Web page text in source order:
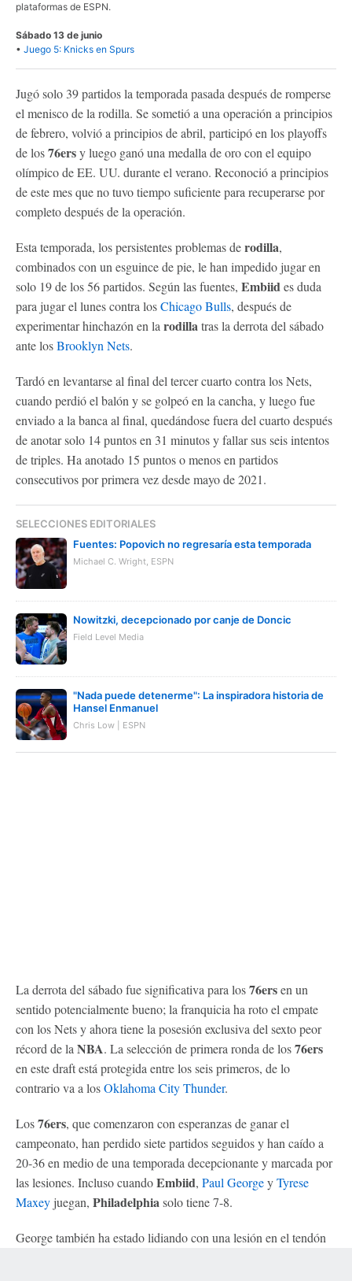
plataformas de ESPN.
Sábado 13 de junio
• Juego 5: Knicks en Spurs
Jugó solo 39 partidos la temporada pasada después de romperse
el menisco de la rodilla. Se sometió a una operación a principios
de febrero, volvió a principios de abril, participó en los playoffs
de los76ersy luego ganó una medalla de oro con el equipo
olímpico de EE. UU. durante el verano. Reconoció a principios
de este mes que no tuvo tiempo suficiente para recuperarse por
completo después de la operación.
Esta temporada, los persistentes problemas derodilla,
combinados con un esguince de pie, le han impedido jugar en
solo 19 de los 56 partidos. Según las fuentes, Embiides duda
para jugar el lunes contra losChicago Bulls, después de
experimentar hinchazón en larodillatras la derrota del sábado
ante losBrooklyn Nets.
Tardó en levantarse al final del tercer cuarto contra los Nets,
cuando perdió el balón y se golpeó en la cancha, y luego fue
enviado a la banca al final, quedándose fuera del cuarto después
de anotar solo 14 puntos en 31 minutos y fallar sus seis intentos
de triples. Ha anotado 15 puntos o menos en partidos
consecutivos por primera vez desde mayo de 2021.
SELECCIONES EDITORIALES
Fuentes: Popovich no regresaría esta temporada
Michael C. Wright, ESPN
Nowitzki, decepcionado por canje de Doncic
Field Level Media
"Nada puede detenerme": La inspiradora historia de
Hansel Enmanuel
Chris Low | ESPN
La derrota del sábado fue significativa para los76ersen un
sentido potencialmente bueno; la franquicia ha roto el empate
con los Nets y ahora tiene la posesión exclusiva del sexto peor
récord de laNBA. La selección de primera ronda de los76ers
en este draft está protegida entre los seis primeros, de lo
contrario va a losOklahoma City Thunder.
Los76ers, que comenzaron con esperanzas de ganar el
campeonato, han perdido siete partidos seguidos y han caído a
20-36 en medio de una temporada decepcionante y marcada por
las lesiones. Incluso cuandoEmbiid, Paul GeorgeyTyrese
Maxey juegan, Philadelphiasolo tiene 7-8.
George también ha estado lidiando con una lesión en el tendón